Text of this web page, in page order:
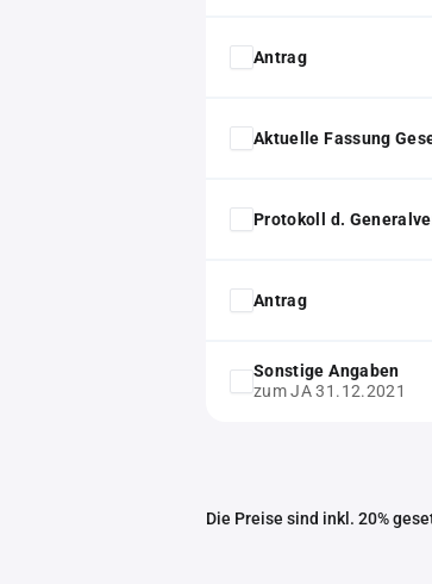
Antrag
Aktuelle Fassung
Protokoll d.
Antrag
Sonstige Angaben
zum JA 31.12.2021
Die Preise sind inkl. 20%